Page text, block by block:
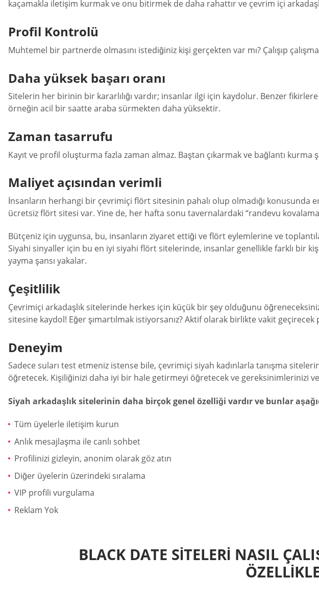
kaçamakla iletişim kurmak ve onu bitirmek de daha rahattır ve çevrim içi
Profil Kontrolü
Muhtemel bir partnerde olmasını istediğiniz kişi gerçekten var mı? Çalışıp
Daha yüksek başarı oranı
Sitelerin her birinin bir kararlılığı vardır; insanlar ilgi için kaydolur. Benzer
örneğin acil bir saatte araba sürmekten daha yüksektir.
Zaman tasarrufu
Kayıt ve profil oluşturma fazla zaman almaz. Baştan çıkarmak ve bağlantı
Maliyet açısından verimli
İnsanların herhangi bir çevrimiçi flört sitesinin pahalı olup olmadığı
ücretsiz flört sitesi var. Yine de, her hafta sonu tavernalardaki “randevu
Bütçeniz için uygunsa, bu, insanların ziyaret ettiği ve flört eylemlerine ve
Siyahi sinyaller için bu en iyi siyahi flört sitelerinde, insanlar genellikle farklı bir
yayma şansı yakalar.
Çeşitlilik
Çevrimiçi arkadaşlık sitelerinde herkes için küçük bir şey olduğunu
sitesine kaydol! Eğer şımartılmak istiyorsanız? Aktif olarak birlikte vakit
Deneyim
Sadece suları test etmeniz istense bile, çevrimiçi siyah kadınlarla tanışma
öğretecek. Kişiliğinizi daha iyi bir hale getirmeyi öğretecek ve gereksinimlerinizi
Siyah arkadaşlık sitelerinin daha birçok genel özelliği vardır ve bunlar
Tüm üyelerle iletişim kurun
Anlık mesajlaşma ile canlı sohbet
Profilinizi gizleyin, anonim olarak göz atın
Diğer üyelerin üzerindeki sıralama
VIP profili vurgulama
Reklam Yok
BLACK DATE SITELERI NASIL